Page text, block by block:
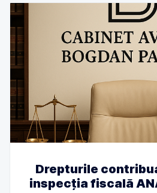
Drepturile
inspecția fiscală